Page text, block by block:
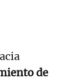
de